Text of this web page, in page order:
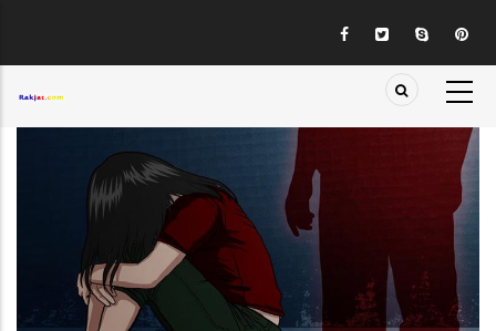
main
content